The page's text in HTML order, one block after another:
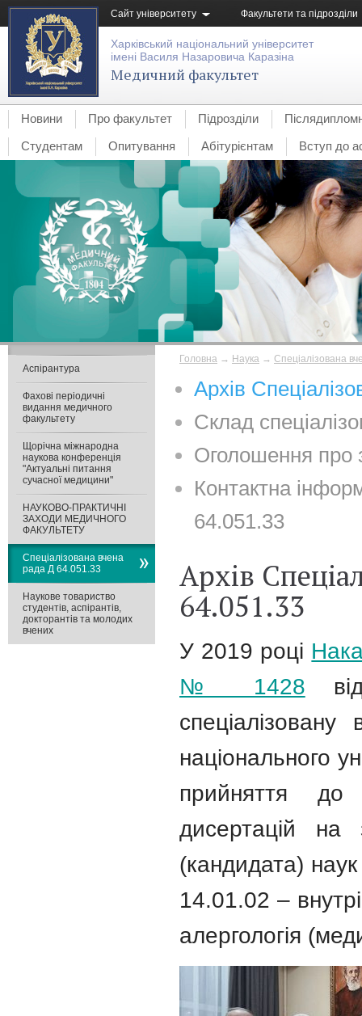
Сайт університету Факультети та підрозділи
Харківський національний університет
імені Василя Назаровича Каразіна
Медичний факультет
Новини Про факультет Підрозділи
Студентам
Опитування Абітурієнтам Вступ до
Головна → Наука → Спеціалізована
Архів
Склад
Оголошення про
Контактна
64.051.33
Архів
64.051.33
У 2019 році
№ 1428
національного
прийняття до
дисертацій на
(кандидата)
14.01.02 –
алергологія
Аспірантура
Фахові періодичні
видання медичного
факультету
Щорічна міжнародна
наукова конференція
"Актуальні питання
сучасної медицини"
НАУКОВО-ПРАКТИЧНІ
ЗАХОДИ МЕДИЧНОГО
ФАКУЛЬТЕТУ
Спеціалізована вчена
рада Д 64.051.33
Наукове товариство
студентів, аспірантів,
докторантів та молодих
вчених